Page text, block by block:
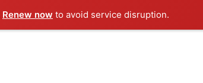
Renew now to avoid service disruption.